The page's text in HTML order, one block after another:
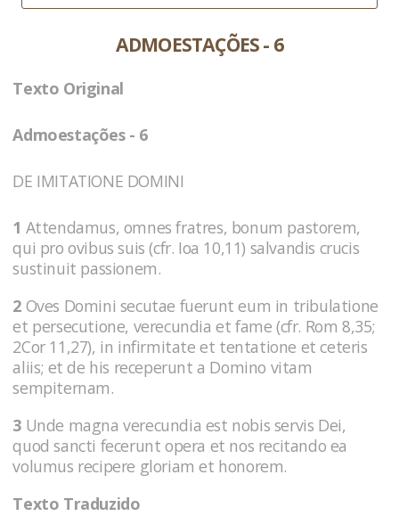
ADMOESTAÇÕES - 6
Texto Original
Admoestações - 6
DE IMITATIONE DOMINI
1 Attendamus, omnes fratres, bonum pastorem,
qui pro ovibus suis (cfr. Ioa 10,11) salvandis crucis
sustinuit passionem.
2 Oves Domini secutae fuerunt eum in tribulatione
et persecutione, verecundia et fame (cfr. Rom 8,35;
2Cor 11,27), in infirmitate et tentatione et ceteris
aliis; et de his receperunt a Domino vitam
sempiternam.
3 Unde magna verecundia est nobis servis Dei,
quod sancti fecerunt opera et nos recitando ea
volumus recipere gloriam et honorem.
Texto Traduzido